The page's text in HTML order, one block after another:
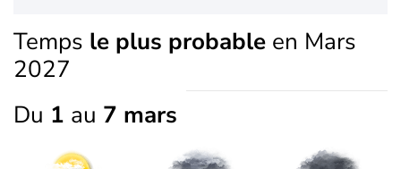
Temps le plus probable en Mars
2027
Du 1 au 7 mars